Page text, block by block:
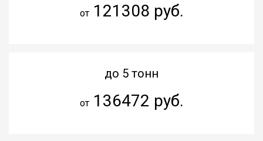
от121308 руб.
до 5 тонн
от136472 руб.